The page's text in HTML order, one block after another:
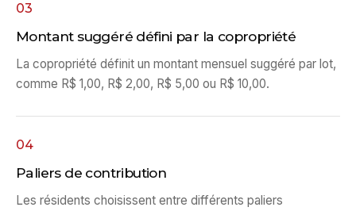
03
Montant suggéré défini par la copropriété
La copropriété définit un montant mensuel suggéré par lot,
comme R$ 1,00, R$ 2,00, R$ 5,00 ou R$ 10,00.
04
Paliers de contribution
Les résidents choisissent entre différents paliers